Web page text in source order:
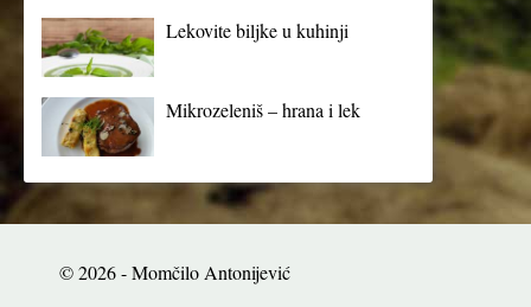
Lekovite biljke u kuhinji
Mikrozeleniš – hrana i lek
© 2026 - Momčilo Antonijević